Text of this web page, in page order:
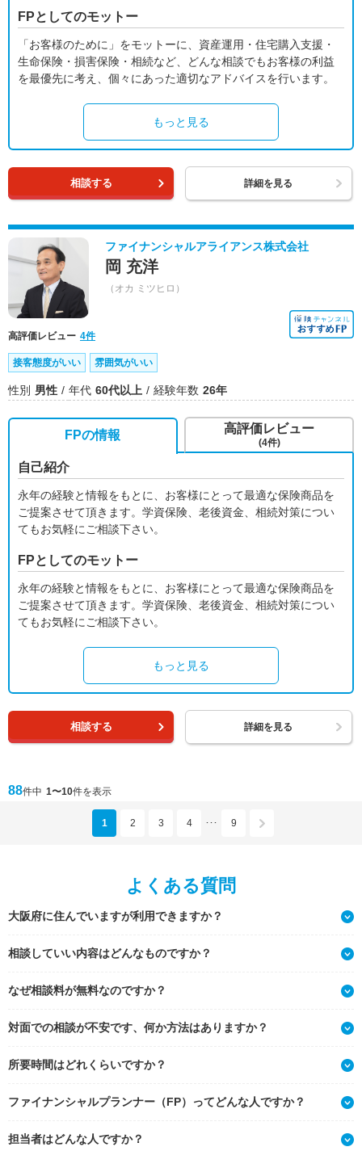
FPとしてのモットー
「お客様のために」をモットーに、資産運用・住宅購入支援・
生命保険・損害保険・相続など、どんな相談でもお客様の利益
を最優先に考え、個々にあった適切なアドバイスを行います。
もっと見る
相談する 詳細を見る
ファイナンシャルアライアンス株式会社
岡 充洋
（オカ ミツヒロ）
高評価レビュー 4件
接客態度がいい 雰囲気がいい
性別 男性 年代 60代以上 経験年数 26年
FPの情報
自己紹介
永年の経験と情報をもとに、お客様にとって最適な保険商品を
ご提案させて頂きます。学資保険、老後資金、相続対策につい
てもお気軽にご相談下さい。
FPとしてのモットー
永年の経験と情報をもとに、お客様にとって最適な保険商品を
ご提案させて頂きます。学資保険、老後資金、相続対策につい
てもお気軽にご相談下さい。
もっと見る
高評価レビュー
(4件)
相談する 詳細を見る
88件中 1〜10件を表示
1 2 3 4 ･･･ 9
よくある質問
大阪府に住んでいますが利用できますか？
相談していい内容はどんなものですか？
なぜ相談料が無料なのですか？
対面での相談が不安です、何か方法はありますか？
所要時間はどれくらいですか？
ファイナンシャルプランナー（FP）ってどんな人ですか？
担当者はどんな人ですか？